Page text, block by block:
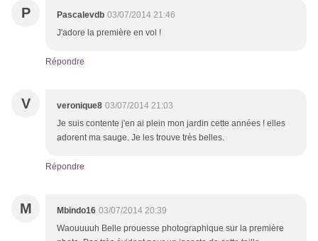
P Pascalevdb 03/07/2014 21:46
J'adore la première en vol !
Répondre
V veronique8 03/07/2014 21:03
Je suis contente j'en ai plein mon jardin cette années ! elles
adorent ma sauge. Je les trouve très belles.
Répondre
M Mbindo16 03/07/2014 20:39
Waouuuuh Belle prouesse photographique sur la première